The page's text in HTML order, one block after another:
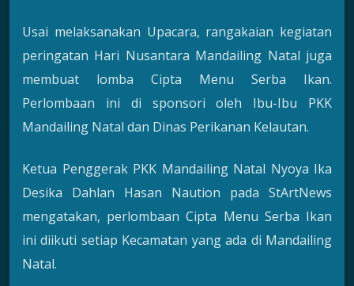
Usai melaksanakan Upacara, rangakaian kegiatan
peringatan Hari Nusantara Mandailing Natal juga
membuat lomba Cipta Menu Serba Ikan.
Perlombaan ini di sponsori oleh Ibu-Ibu PKK
Mandailing Natal dan Dinas Perikanan Kelautan.
Ketua Penggerak PKK Mandailing Natal Nyoya Ika
Desika Dahlan Hasan Naution pada StArtNews
mengatakan, perlombaan Cipta Menu Serba Ikan
ini diikuti setiap Kecamatan yang ada di Mandailing
Natal.